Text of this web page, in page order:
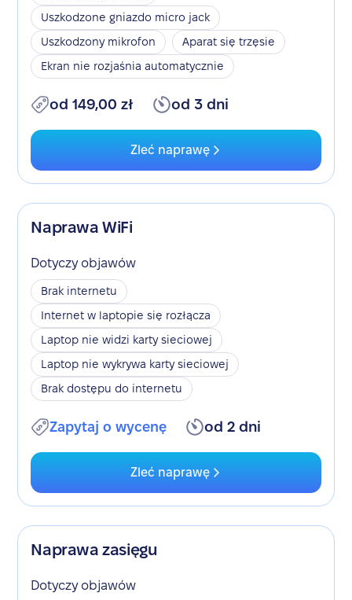
Uszkodzone gniazdo micro jack
Uszkodzony mikrofon
Aparat się trzęsie
Ekran nie rozjaśnia automatycznie
od 149,00 zł od 3 dni
Zleć naprawę
Naprawa WiFi
Dotyczy objawów
Brak internetu
Internet w laptopie się rozłącza
Laptop nie widzi karty sieciowej
Laptop nie wykrywa karty sieciowej
Brak dostępu do internetu
Zapytaj o wycenę od 2 dni
Zleć naprawę
Naprawa zasięgu
Dotyczy objawów